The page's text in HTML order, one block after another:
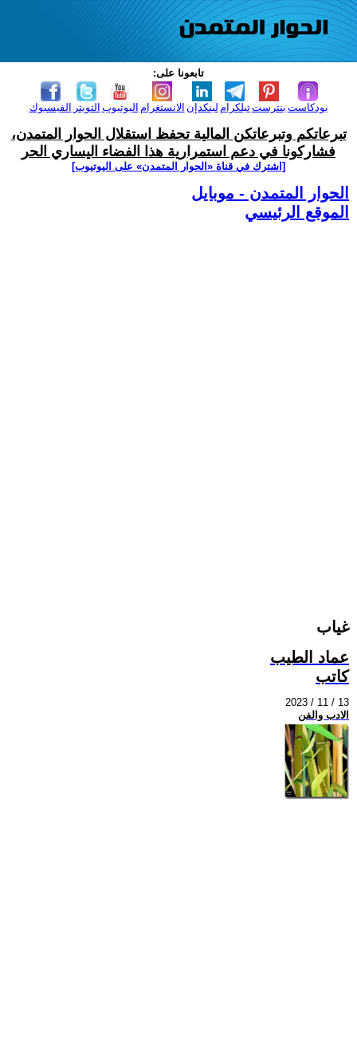
تابعونا على:
الفيسبوك التويتر اليوتيوب الانستغرام لينكدإن تيلكرامبنترست بودكاست
تبرعاتكم وتبرعاتكن المالية تحفظ استقلال الحوار المتمدن،
فشاركونا في دعم استمرارية هذا الفضاء اليساري الحر
[اشترك في قناة ‫«الحوار المتمدن» على اليوتيوب]
الحوار المتمدن - موبايل
الموقع الرئيسي
غياب
عماد الطيب
كاتب
2023 / 11 / 13
الادب والفن